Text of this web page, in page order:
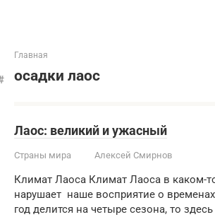
Главная
осадки лаос
Лаос: великий и ужасный
Страны мира Алексей Смирнов
Климат Лаоса Климат Лаоса в каком-
нарушает наше восприятие о
год делится на четыре сезона, то